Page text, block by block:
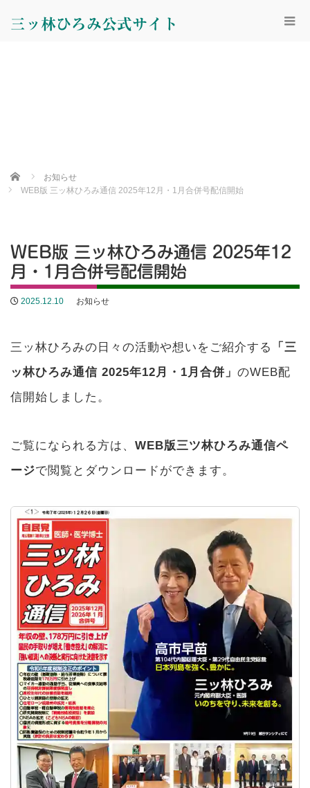
三ッ林ひろみ公式サイト
Home
お知らせ
WEB版 三ッ林ひろみ通信 2025年12月・1月合併号配信開始
WEB版 三ッ林ひろみ通信 2025年12
月・1月合併号配信開始
2025.12.10 お知らせ
三ッ林ひろみの日々の活動や想いをご紹介する
「三
ッ林ひろみ通信 2025年12月・1月合併」 のWEB配
信開始しました。
ご覧になられる方は、 WEB版三ツ林ひろみ通信ペ
ージで閲覧とダウンロードができます。